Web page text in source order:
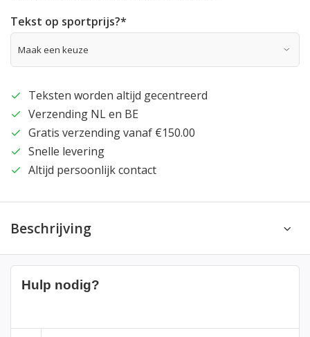
Tekst op sportprijs?*
Teksten worden altijd gecentreerd
Verzending NL en BE
Gratis verzending vanaf €150.00
Snelle levering
Altijd persoonlijk contact
Beschrijving
Hulp nodig?